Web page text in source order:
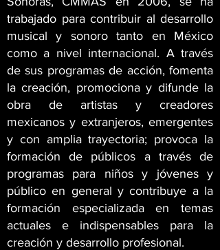
trabajado para contribuir al desarrollo
musical y sonoro tanto en México
como a nivel internacional. A través
de sus programas de acción, fomenta
la creación, promociona y difunde la
obra de artistas y creadores
mexicanos y extranjeros, emergentes
y con amplia trayectoria; provoca la
formación de públicos a través de
programas para niños y jóvenes y
público en general y contribuye a la
formación especializada en temas
actuales e indispensables para la
creación y desarrollo profesional.